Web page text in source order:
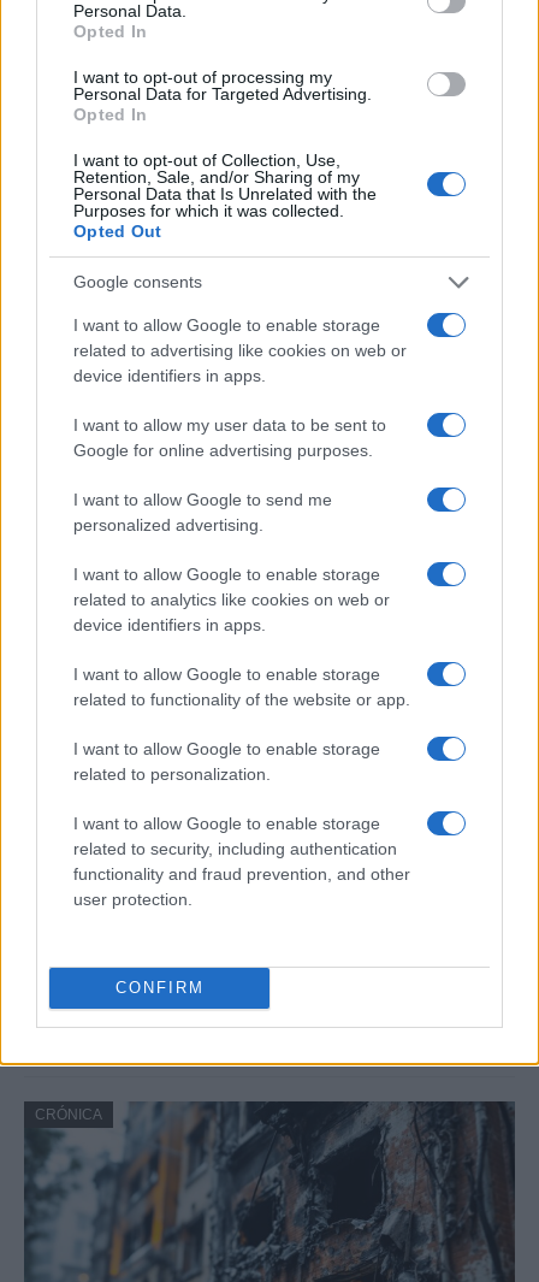
Personal Data.
Opted In
I want to opt-out of processing my
Personal Data for Targeted Advertising.
Opted In
I want to opt-out of Collection, Use,
Retention, Sale, and/or Sharing of my
Personal Data that Is Unrelated with the
Purposes for which it was collected.
Opted Out
Google consents
I want to allow Google to enable storage
related to advertising like cookies on web or
device identifiers in apps.
I want to allow my user data to be sent to
Google for online advertising purposes.
I want to allow Google to send me
personalized advertising.
I want to allow Google to enable storage
related to analytics like cookies on web or
device identifiers in apps.
I want to allow Google to enable storage
related to functionality of the website or app.
I want to allow Google to enable storage
related to personalization.
I want to allow Google to enable storage
related to security, including authentication
functionality and fraud prevention, and other
user protection.
CONFIRM
vicepresidencia de CaixaBank
La trayectoria de Moraleda promete un nuevo rumbo…
CRÓNICA
Nuevo giro en el caso Yéremi Vargas:
desvelan el informe forense
El ‘caso Yéremi Vargas’, el niño desaparecido en 2007…
Rioja finaliza con celebración
gastronómica
CRÓNICA